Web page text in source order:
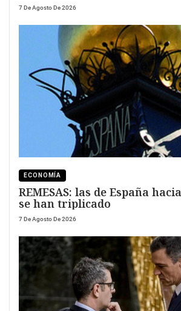
7 De Agosto De 2026
ECONOMÍA
REMESAS: las de España
se han triplicado
7 De Agosto De 2026